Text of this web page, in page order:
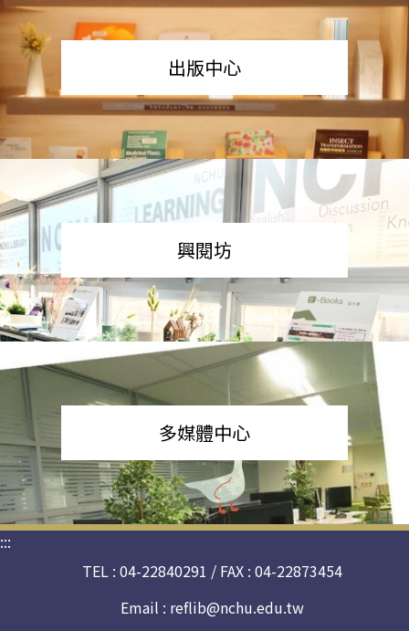
出版中心
興閱坊
多媒體中心
:::
TEL : 04-22840291 / FAX : 04-22873454
Email : reflib@nchu.edu.tw